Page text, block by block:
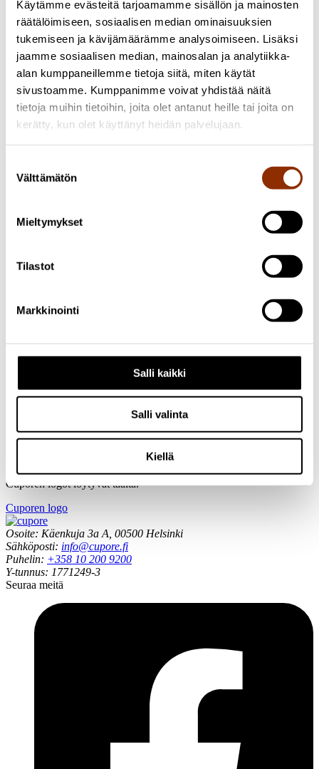
Käytämme evästeitä tarjoamamme sisällön ja mainosten
räätälöimiseen, sosiaalisen median ominaisuuksien
tukemiseen ja kävijämäärämme analysoimiseen. Lisäksi
jaamme sosiaalisen median, mainosalan ja analytiikka-
alan kumppaneillemme tietoja siitä, miten käytät
sivustoamme. Kumppanimme voivat yhdistää näitä
tietoja muihin tietoihin, joita olet antanut heille tai joita on
kerätty, kun olet käyttänyt heidän palvelujaan.
valinta
Välttämätön
Mieltymykset
Tilastot
Markkinointi
Salli kaikki
Salli valinta
Kiellä
Kulttuuripoliittisen tutkimuksen
edistämissäätiö
Kulttuuripolitiikan tutkimuskeskus Cuporea ylläpitää
Kulttuuripoliittisen tutkimuksen edistämissäätiö sr. Säätiön
perustivat Jyväskylän yliopisto ja Suomen Kulttuurirahasto vuonna
2002, ja sen tarkoituksena on seurata suomalaisen ja kansainvälisen
kulttuuripolitiikan kehitystä ja edistää sitä koskevaa tutkimustyötä,
Cuporen alumnit
Ota yhteyttä
Johanna Tuukkanen Johtaja, FT +358 50 586 0414
johanna.tuukkanen@cupore.fiProfiili
Petra-Maria Saarinen Hallintopäällikkö (MFA) +358 50 452
Cuporen logot löytyvät täältä.
Cuporen logo
Osoite: Käenkuja 3a A, 00500 Helsinki
Sähköposti: info@cupore.fi
Puhelin: +358 10 200 9200
Y-tunnus: 1771249-3
Seuraa meitä